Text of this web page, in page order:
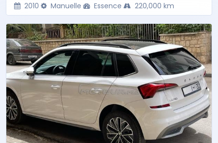
2010 Manuelle Essence 220,000 km